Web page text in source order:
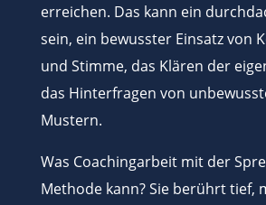
erreichen. Das kann ein
sein, ein bewusster Einsatz von
und Stimme, das Klären der
das Hinterfragen von
Mustern.
Was Coachingarbeit mit der
Methode kann? Sie berührt tief,